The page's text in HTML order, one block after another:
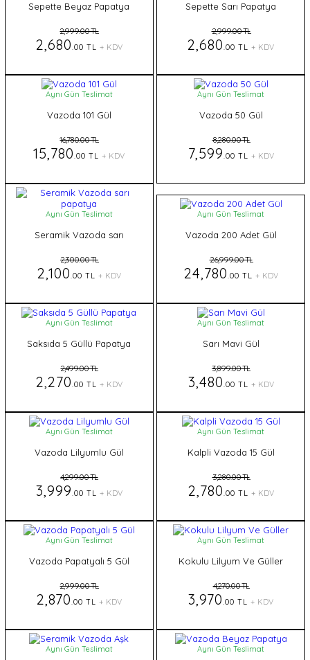
Sepette Beyaz Papatya
2,999.00 TL
2,680.00 TL + KDV
Sepette Sarı Papatya
2,999.00 TL
2,680.00 TL+ KDV
Aynı Gün Teslimat
Vazoda 101 Gül
16,780.00 TL
15,780.00 TL+ KDV
Aynı Gün Teslimat
Vazoda 50 Gül
8,280.00 TL
7,599.00 TL + KDV
Aynı Gün Teslimat
Seramik Vazoda sarı
2,300.00 TL
2,100.00 TL + KDV
Aynı Gün Teslimat
Vazoda 200 Adet Gül
26,999.00 TL
24,780.00 TL + KDV
Aynı Gün Teslimat
Saksıda 5 Güllü Papatya
2,499.00 TL
2,270.00 TL + KDV
Aynı Gün Teslimat
Sarı Mavi Gül
3,899.00 TL
3,480.00 TL + KDV
Aynı Gün Teslimat
Vazoda Lilyumlu Gül
4,299.00 TL
3,999.00 TL + KDV
Aynı Gün Teslimat
Kalpli Vazoda 15 Gül
3,280.00 TL
2,780.00 TL + KDV
Aynı Gün Teslimat
Vazoda Papatyalı 5 Gül
2,999.00 TL
2,870.00 TL + KDV
Aynı Gün Teslimat
Kokulu Lilyum Ve Güller
4,270.00 TL
3,970.00 TL+ KDV
Aynı Gün Teslimat Aynı Gün Teslimat